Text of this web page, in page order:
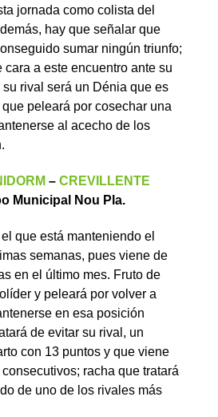
jornada como colista del
hay que señalar que
sumar ningún triunfo;
a este encuentro ante su
rival será un Dénia que es
peleará por cosechar una
al acecho de los
– CREVILLENTE
Municipal Nou Pla.
que está manteniendo el
semanas, pues viene de
en el último mes. Fruto de
y peleará por volver a
en esa posición
de evitar su rival, un
con 13 puntos y que viene
racha que tratará
de uno de los rivales más